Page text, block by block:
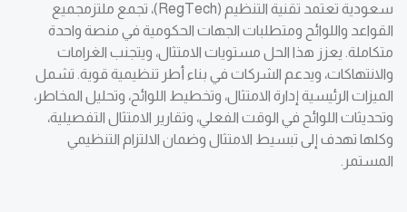
سعودية تعتمد تقنية التنظيم (RegTech)، تجمع ملتزمجميع
القواعد واللوائح ومتطلبات الجهات الحكومية في منصة واحدة
متكاملة. يعزز هذا الحل مستويات الامتثال، ويتجنب الغرامات
والانتهاكات، ويدعم الشركات في بناء أطر تنظيمية قوية. تشمل
الميزات الرئيسية إدارة الامتثال، وتخطيط اللوائح، وتحليل المخاطر،
وتحديثات اللوائح في الوقت الفعلي، وتقارير الامتثال التفصيلية،
وكلها تهدف إلى تبسيط الامتثال وضمان الالتزام التنظيمي
المستمر.